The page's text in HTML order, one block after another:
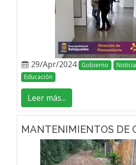
29/Apr/2024 Gobierno
Educación
Leer más...
MANTENIMIENTOS DE